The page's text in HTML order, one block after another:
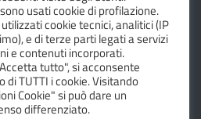
DI ALBINEA
Albinea (R.E.)
usati cookie di profilazione.
cookie tecnici, analitici (IP
e di terze parti legati a servizi
e contenuti incorporati.
tutto", si acconsente
di TUTTI i cookie. Visitando
Cookie" si può dare un
differenziato.